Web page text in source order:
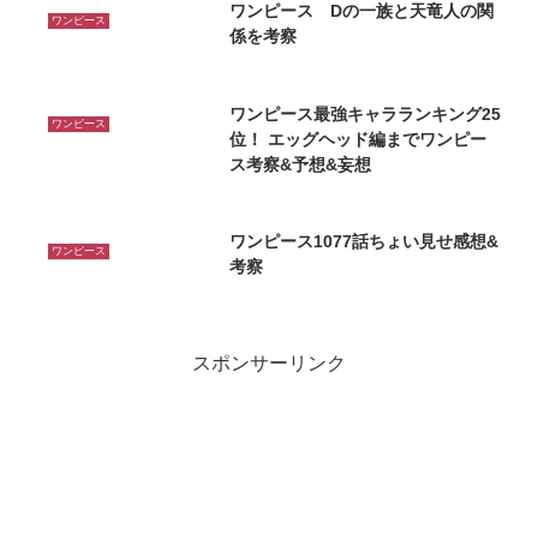
ワンピース
ワンピース Dの一族と天竜人の関
係を考察
ワンピース
ワンピース最強キャラランキング25
位！ エッグヘッド編までワンピー
ス考察&予想&妄想
ワンピース
ワンピース1077話ちょい見せ感想&
考察
スポンサーリンク